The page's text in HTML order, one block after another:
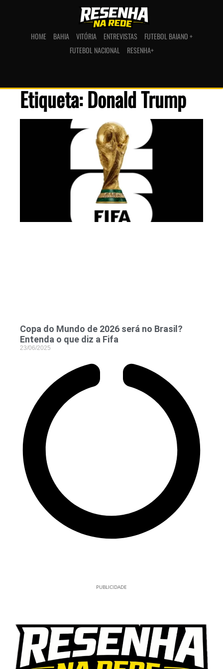
HOME BAHIA VITÓRIA ENTREVISTAS
FUTEBOL BAIANO +
FUTEBOL NACIONAL
RESENHA+
Etiqueta: Donald Trump
Copa do Mundo de 2026 será no Brasil?
Entenda o que diz a Fifa
23/06/2025
PUBLICIDADE